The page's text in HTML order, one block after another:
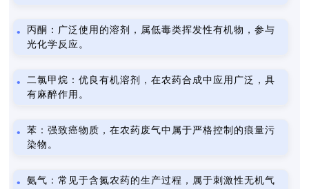
丙酮：广泛使用的溶剂，属低毒类挥发性有机物，参与
光化学反应。
二氯甲烷：优良有机溶剂，在农药合成中应用广泛，具
有麻醉作用。
苯：强致癌物质，在农药废气中属于严格控制的痕量污
染物。
氨气：常见于含氮农药的生产过程，属于刺激性无机气